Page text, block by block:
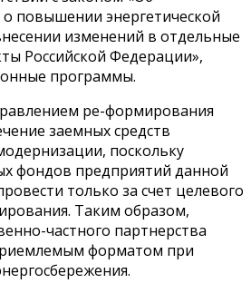
повышении энергетической
изменений в отдельные
Российской Федерации»,
программы.
ре-формирования
заемных средств
поскольку
фондов предприятий данной
только за счет целевого
Таким образом,
частного партнерства
форматом при